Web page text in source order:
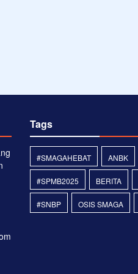
Tags
#SMAGAHEBAT ANBK
#SPMB2025 BERITA
#SNBP OSIS SMAGA